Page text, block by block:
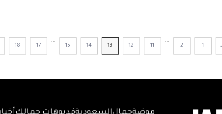
1
2
...
11
12
13
14
15
...
17
18